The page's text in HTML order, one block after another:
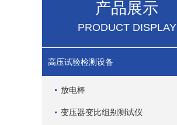
产品展示
PRODUCT DISPLAY
高压试验检测设备
放电棒
变压器变比组别测试仪